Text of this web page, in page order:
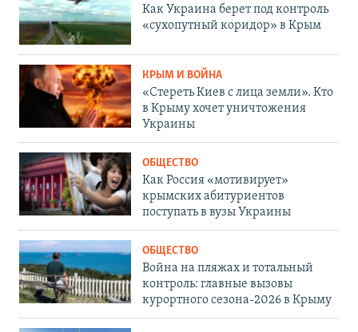
Как Украина берет под контроль
«сухопутный коридор» в Крым
КРЫМ И ВОЙНА
«Стереть Киев с лица земли». Кто
в Крыму хочет уничтожения
Украины
ОБЩЕСТВО
Как Россия «мотивирует»
крымских абитуриентов
поступать в вузы Украины
ОБЩЕСТВО
Война на пляжах и тотальный
контроль: главные вызовы
курортного сезона-2026 в Крыму